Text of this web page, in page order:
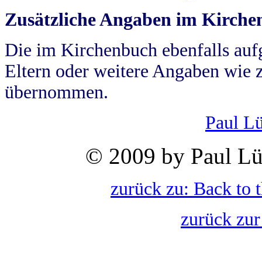
Zusätzliche Angaben im
Die im Kirchenbuch ebenfalls
Eltern oder weitere Angaben wie
übernommen.
Paul
© 2009 by Paul
zurück zu: Back to
zurück